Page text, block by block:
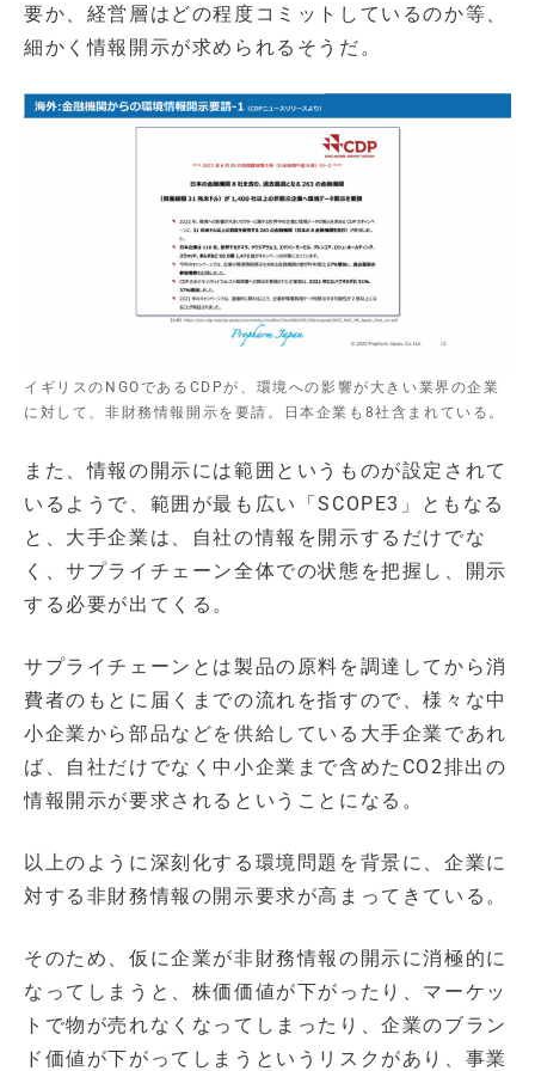
要か、経営層はどの程度コミットしているのか等、
細かく情報開示が求められるそうだ。
イギリスのNGOであるCDPが、環境への影響が大きい業界の企業
に対して、非財務情報開示を要請。日本企業も8社含まれている。
また、情報の開示には範囲というものが設定されて
いるようで、範囲が最も広い「SCOPE3」ともなる
と、大手企業は、自社の情報を開示するだけでな
く、サプライチェーン全体での状態を把握し、開示
する必要が出てくる。
サプライチェーンとは製品の原料を調達してから消
費者のもとに届くまでの流れを指すので、様々な中
小企業から部品などを供給している大手企業であれ
ば、自社だけでなく中小企業まで含めたCO2排出の
情報開示が要求されるということになる。
以上のように深刻化する環境問題を背景に、企業に
対する非財務情報の開示要求が高まってきている。
そのため、仮に企業が非財務情報の開示に消極的に
なってしまうと、株価価値が下がったり、マーケッ
トで物が売れなくなってしまったり、企業のブラン
ド価値が下がってしまうというリスクがあり、事業